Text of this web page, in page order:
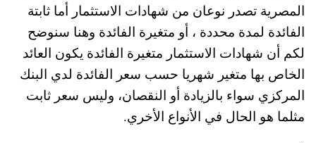
المصرية تصدر نوعان من شهادات الاستثمار أما ثابتة
الفائدة لمدة محددة ، أو متغيرة الفائدة وهنا سنوضح
لكم أن شهادات الاستثمار متغيرة الفائدة يكون العائد
الخاص بها متغير شهريا حسب سعر الفائدة لدي البنك
المركزي سواء بالزيادة أو النقصان، وليس سعر ثابت
مثلما هو الحال في الأنواع الأخري.